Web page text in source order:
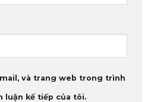
và trang web trong trình
luận kế tiếp của tôi.